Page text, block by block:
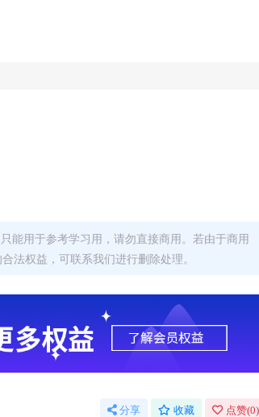
能用于参考学习用，请勿直接商用。若由于商用
法权益，可联系我们进行删除处理。
分享 收藏 点赞(0)